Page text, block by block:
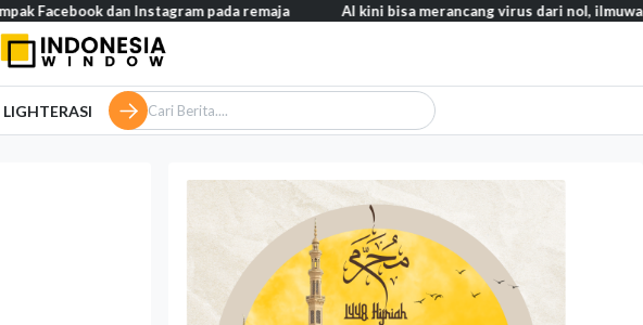
dan Instagram pada remaja AI kini bisa merancang virus dari nol, ilmuwan
LIGHTERASI